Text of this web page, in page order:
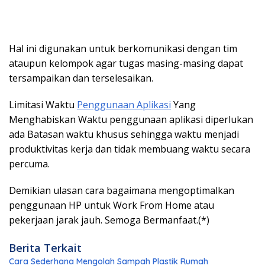
Hal ini digunakan untuk berkomunikasi dengan tim
ataupun kelompok agar tugas masing-masing dapat
tersampaikan dan terselesaikan.
Limitasi Waktu Penggunaan Aplikasi Yang
Menghabiskan Waktu penggunaan aplikasi diperlukan
ada Batasan waktu khusus sehingga waktu menjadi
produktivitas kerja dan tidak membuang waktu secara
percuma.
Demikian ulasan cara bagaimana mengoptimalkan
penggunaan HP untuk Work From Home atau
pekerjaan jarak jauh. Semoga Bermanfaat.(*)
Berita Terkait
Cara Sederhana Mengolah Sampah Plastik Rumah